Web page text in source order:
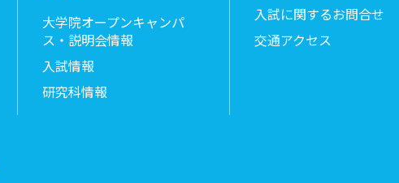
大学院オープンキャンパ
ス・説明会情報
入試情報
研究科情報
入試に関するお問合せ
交通アクセス